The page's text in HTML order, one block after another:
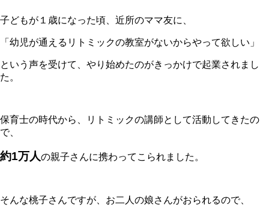
子どもが１歳になった頃、近所のママ友に、
「幼児が通えるリトミックの教室がないからやって欲しい」
という声を受けて、やり始めたのがきっかけで起業されまし
た。
保育士の時代から、リトミックの講師として活動してきたの
で、
約1万人の親子さんに携わってこられました。
そんな桃子さんですが、お二人の娘さんがおられるので、